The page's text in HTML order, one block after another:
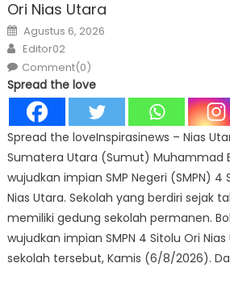
Ori Nias Utara
Posted
on
Agustus 6, 2026
Author
Editor02
Comment(0)
Spread the love
Spread the loveInspirasinews – Nias
Sumatera Utara (Sumut) Muhammad
wujudkan impian SMP Negeri (SMPN) 4
Nias Utara. Sekolah yang berdiri sejak
memiliki gedung sekolah permanen.
wujudkan impian SMPN 4 Sitolu Ori
sekolah tersebut, Kamis (6/8/2026).